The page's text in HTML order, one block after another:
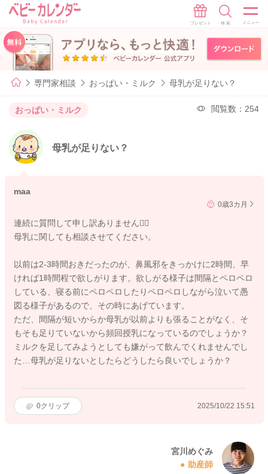
専門家相談 おっぱい・ミルク 母乳が足りない？
おっぱい・ミルク 閲覧数：254
母乳が足りない？
maa
0歳3カ月
連続に質問して申し訳ありません🙇‍♂️
母乳に関しても相談させてください。
以前は2-3時間おきだったのが、鼻風邪をきっかけに2時間、早
ければ1時間程で欲しがります。欲しがる様子は間隔とペロペロ
している、寝る前にペロペロしたりペロペロしながら泣いて愚
図る様子があるので、その時にあげています。
ただ、間隔が短いからか母乳が以前よりも張ることがなく、そ
もそも足りていないから頻回授乳になっているのでしょうか？
ミルクを足してみようとしても嫌がって飲んでくれませんでし
た…母乳が足りないとしたらどうしたら良いでしょうか？
0クリップ 2025/10/22 15:51
宮川めぐみ
助産師